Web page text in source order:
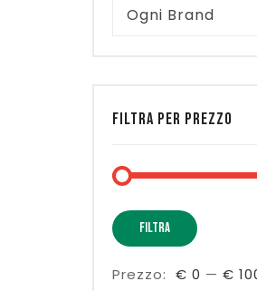
Ogni Brand
FILTRA PER PREZZO
FILTRA
Prezzo: € 0 — €